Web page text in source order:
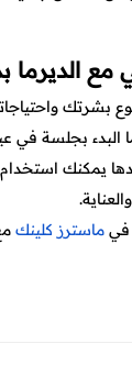
الديرما
بشرتك
البدء بجلسة في
يمكنك استخدام
ماسترز كلينكمع